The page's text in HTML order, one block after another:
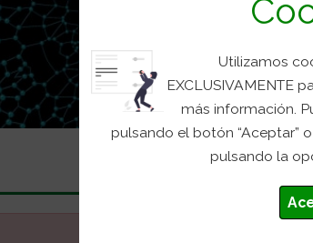
Utilizamos
EXCLUSIVAMENTE
más información.
pulsando el botón “Aceptar”
pulsando la